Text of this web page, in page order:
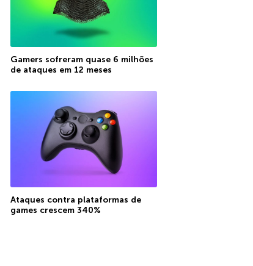
Gamers sofreram quase 6 milhões
de ataques em 12 meses
Ataques contra plataformas de
games crescem 340%